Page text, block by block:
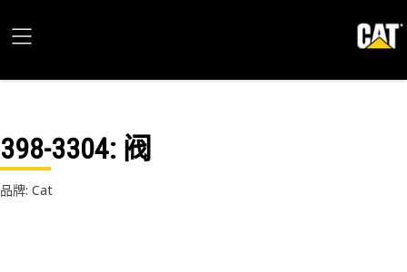
398-3304: 阀
品牌: Cat